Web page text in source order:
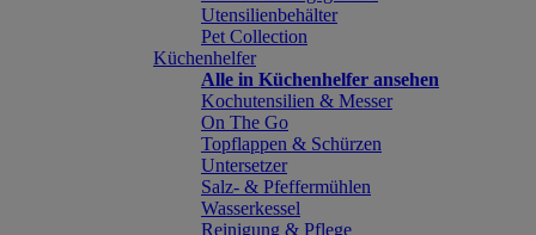
Utensilienbehälter
Pet Collection
Küchenhelfer
Alle in Küchenhelfer ansehen
Kochutensilien & Messer
On The Go
Topflappen & Schürzen
Untersetzer
Salz- & Pfeffermühlen
Wasserkessel
Reinigung & Pflege